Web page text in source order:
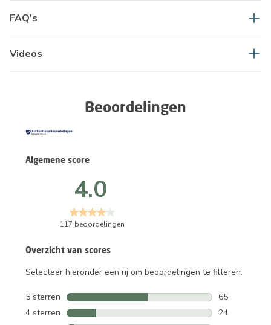
FAQ's
Videos
Beoordelingen
Overzicht van scores
Selecteer hieronder een rij om beoordelingen te filteren.
5 sterren sterren
65
65
4 sterren sterren
24
Algemene score
4.0
117 beoordelingen